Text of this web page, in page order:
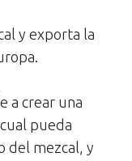
y exporta la
a crear una
pueda
del mezcal, y